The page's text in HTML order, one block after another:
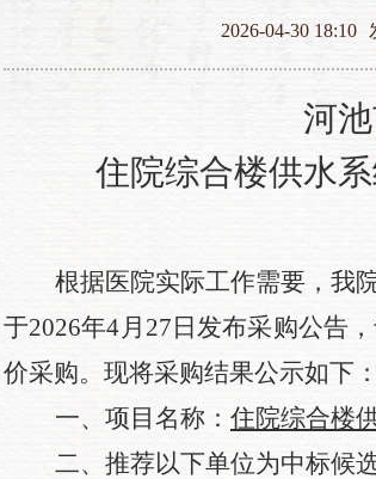
2026-04-30 18:10
河
住院综合楼供水
根据医院实际工作需要，我
于2026年4月27日发布采购公告
价采购。现将采购结果公示如下：
一、项目名称： 住院综合楼
二、推荐以下单位为中标候选